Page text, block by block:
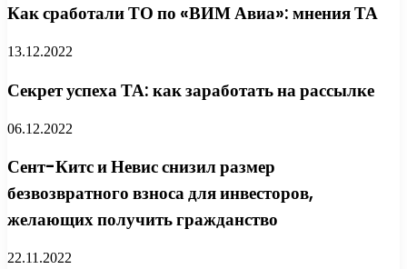
Как сработали ТО по «ВИМ Авиа»: мнения ТА
13.12.2022
Секрет успеха ТА: как заработать на рассылке
06.12.2022
Сент-Китс и Невис снизил размер
безвозвратного взноса для инвесторов,
желающих получить гражданство
22.11.2022